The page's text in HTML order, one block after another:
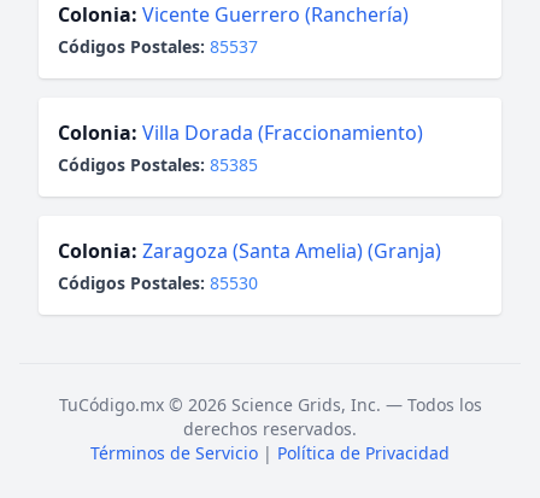
Colonia: Vicente Guerrero (Ranchería)
Códigos Postales: 85537
Colonia: Villa Dorada (Fraccionamiento)
Códigos Postales: 85385
Colonia: Zaragoza (Santa Amelia) (Granja)
Códigos Postales: 85530
TuCódigo.mx © 2026 Science Grids, Inc. — Todos los
derechos reservados.
Términos de Servicio | Política de Privacidad